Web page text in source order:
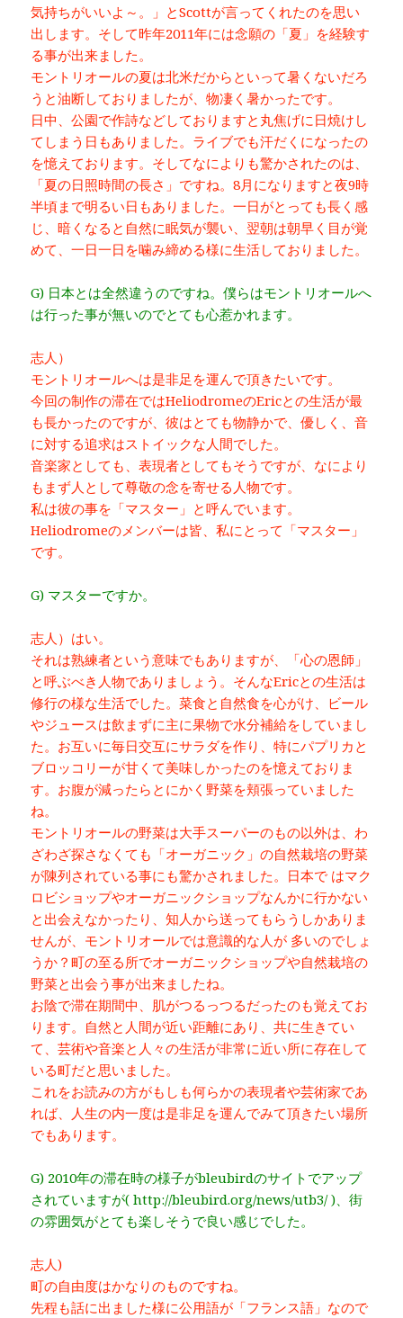
気持ちがいいよ～。」とScottが言ってくれたのを思い
出します。そして昨年2011年には念願の「夏」を経験す
る事が出来ました。
モントリオールの夏は北米だからといって暑くないだろ
うと油断しておりましたが、物凄く暑かったです。
日中、公園で作詩などしておりますと丸焦げに日焼けし
てしまう日もありました。ライブでも汗だくになったの
を憶えております。そしてなによりも驚かされたのは、
「夏の日照時間の長さ」ですね。8月になりますと夜9時
半頃まで明るい日もありました。一日がとっても長く感
じ、暗くなると自然に眠気が襲い、翌朝は朝早く目が覚
めて、一日一日を噛み締める様に生活しておりました。
G) 日本とは全然違うのですね。僕らはモントリオールへ
は行った事が無いのでとても心惹かれます。
志人）
モントリオールへは是非足を運んで頂きたいです。
今回の制作の滞在ではHeliodromeのEricとの生活が最
も長かったのですが、彼はとても物静かで、優しく、音
に対する追求はストイックな人間でした。
音楽家としても、表現者としてもそうですが、なにより
もまず人として尊敬の念を寄せる人物です。
私は彼の事を「マスター」と呼んでいます。
Heliodromeのメンバーは皆、私にとって「マスター」
です。
G) マスターですか。
志人）はい。
それは熟練者という意味でもありますが、「心の恩師」
と呼ぶべき人物でありましょう。そんなEricとの生活は
修行の様な生活でした。菜食と自然食を心がけ、ビール
やジュースは飲まずに主に果物で水分補給をしていまし
た。お互いに毎日交互にサラダを作り、特にパプリカと
ブロッコリーが甘くて美味しかったのを憶えておりま
す。お腹が減ったらとにかく野菜を頬張っていました
ね。
モントリオールの野菜は大手スーパーのもの以外は、わ
ざわざ探さなくても「オーガニック」の自然栽培の野菜
が陳列されている事にも驚かされました。日本で はマク
ロビショップやオーガニックショップなんかに行かない
と出会えなかったり、知人から送ってもらうしかありま
せんが、モントリオールでは意識的な人が 多いのでしょ
うか？町の至る所でオーガニックショップや自然栽培の
野菜と出会う事が出来ましたね。
お陰で滞在期間中、肌がつるっつるだったのも覚えてお
ります。自然と人間が近い距離にあり、共に生きてい
て、芸術や音楽と人々の生活が非常に近い所に存在して
いる町だと思いました。
これをお読みの方がもしも何らかの表現者や芸術家であ
れば、人生の内一度は是非足を運んでみて頂きたい場所
でもあります。
G) 2010年の滞在時の様子がbleubirdのサイトでアップ
されていますが( http://bleubird.org/news/utb3/ )、街
の雰囲気がとても楽しそうで良い感じでした。
志人)
町の自由度はかなりのものですね。
先程も話に出ました様に公用語が「フランス語」なので